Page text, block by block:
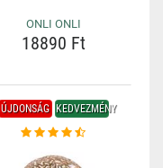
ONLI ONLI
18890 Ft
ÚJDONSÁG KEDVEZMÉNY